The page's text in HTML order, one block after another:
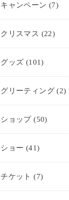
キャンペーン (7)
クリスマス (22)
グッズ (101)
グリーティング(2)
ショップ(50)
ショー (41)
チケット(7)